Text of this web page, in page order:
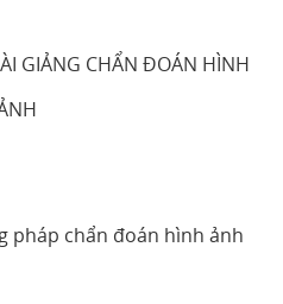
GIẢNG CHẨN ĐOÁN HÌNH
pháp chẩn đoán hình ảnh